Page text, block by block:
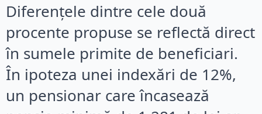
Diferențele dintre cele două
procente propuse se reflectă direct
în sumele primite de beneficiari.
În ipoteza unei indexări de 12%,
un pensionar care încasează